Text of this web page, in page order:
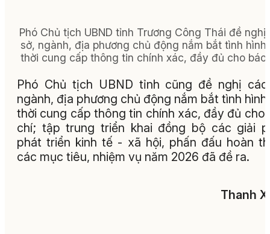
Phó Chủ tịch UBND tỉnh Trương Công Thái đề nghị
sở, ngành, địa phương chủ động nắm bắt tình
thời cung cấp thông tin chính xác, đầy đủ cho báo
Phó Chủ tịch UBND tỉnh cũng đề nghị
ngành, địa phương chủ động nắm bắt tình
thời cung cấp thông tin chính xác, đầy đủ cho
chí; tập trung triển khai đồng bộ các giải
phát triển kinh tế - xã hội, phấn đấu hoàn
các mục tiêu, nhiệm vụ năm 2026 đã đề ra.
Thanh